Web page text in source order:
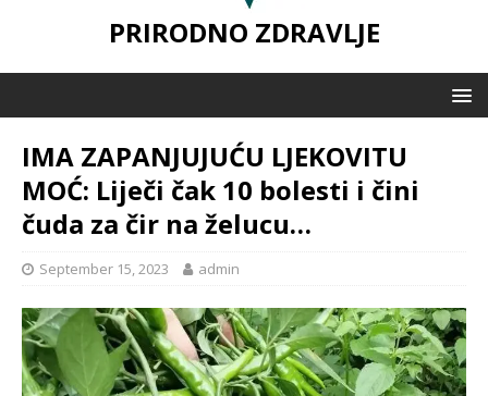
PRIRODNO ZDRAVLJE
IMA ZAPANJUJUĆU LJEKOVITU
MOĆ: Liječi čak 10 bolesti i čini
čuda za čir na želucu…
September 15, 2023 admin